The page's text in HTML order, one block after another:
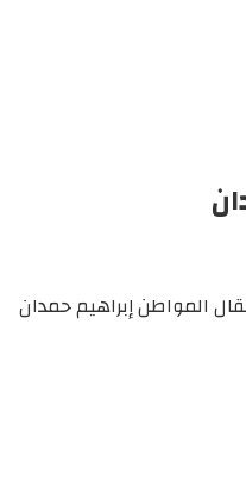
المواطن إبراهيم حمدان